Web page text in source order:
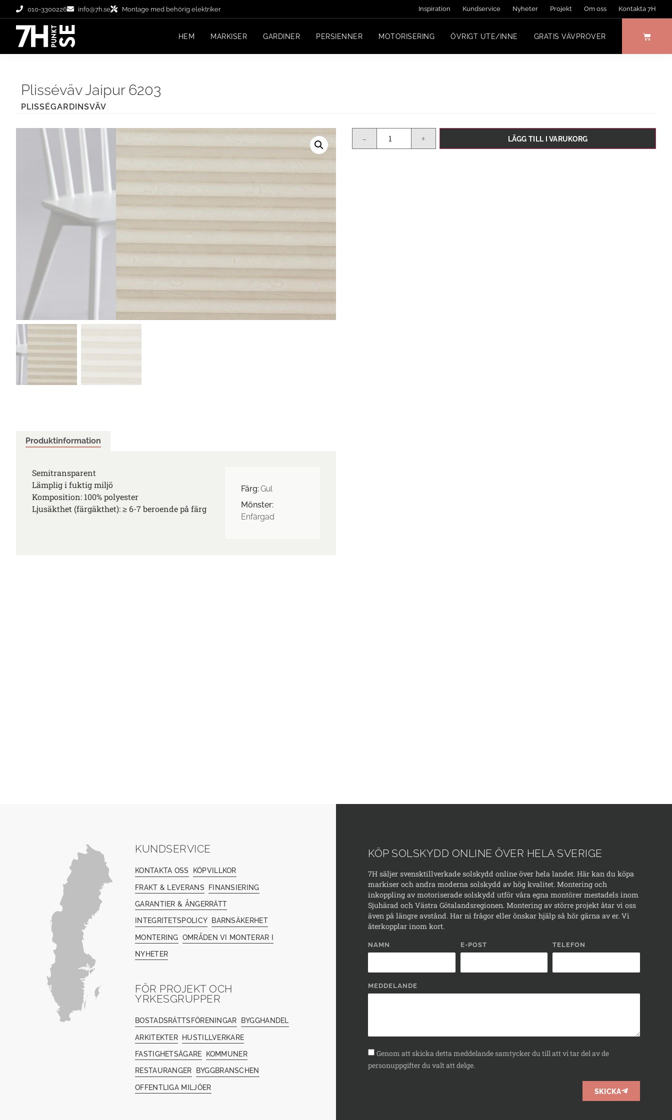
010-3300226 info@7h.se Montage med behörig elektriker Inspiration Kundservice Nyheter Projekt Om oss Kontakta 7H
HEM MARKISER GARDINER PERSIENNER MOTORISERING ÖVRIGT UTE/INNE GRATIS VÄVPROVER
Plisséväv Jaipur 6203
PLISSÉGARDINSVÄV
Produktinformation
Semitransparent
Lämplig i fuktig miljö
Komposition: 100% polyester
Ljusäkthet (färgäkthet): ≥ 6-7 beroende på färg
Färg:Gul
Mönster:
Enfärgad
- + LÄGG TILL I VARUKORG
KUNDSERVICE
KONTAKTA OSS
KÖPVILLKOR
FRAKT & LEVERANS FINANSIERING
GARANTIER & ÅNGERRÄTT
INTEGRITETSPOLICY BARNSÄKERHET
MONTERING OMRÅDEN VI MONTERAR I
NYHETER
FÖR PROJEKT OCH
YRKESGRUPPER
BOSTADSRÄTTSFÖRENINGAR BYGGHANDEL
ARKITEKTER HUSTILLVERKARE
FASTIGHETSÄGARE KOMMUNER
RESTAURANGER BYGGBRANSCHEN
OFFENTLIGA MILJÖER
KÖP SOLSKYDD ONLINE ÖVER HELA SVERIGE
7H säljer svensktillverkade solskydd online över hela landet. Här kan du köpa
markiser och andra moderna solskydd av hög kvalitet. Montering och
inkoppling av motoriserade solskydd utför våra egna montörer mestadels inom
Sjuhärad och Västra Götalandsregionen. Montering av större projekt åtar vi oss
även på längre avstånd. Har ni frågor eller önskar hjälp så hör gärna av er. Vi
återkopplar inom kort.
NAMN E-POST TELEFON
MEDDELANDE
Genom att skicka detta meddelande samtycker du till att vi tar del av de
personuppgifter du valt att delge.
SKICKA